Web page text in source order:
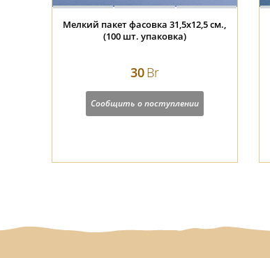
Мелкий пакет фасовка 31,5х12,5 см.,
(100 шт. упаковка)
30Br
Сообщить о поступлении